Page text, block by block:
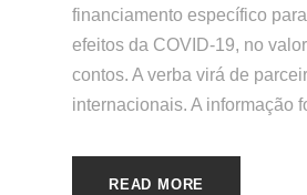
financiamento específico
efeitos da COVID-19, no
contos. A verba virá de
internacionais. A informação
READ MORE